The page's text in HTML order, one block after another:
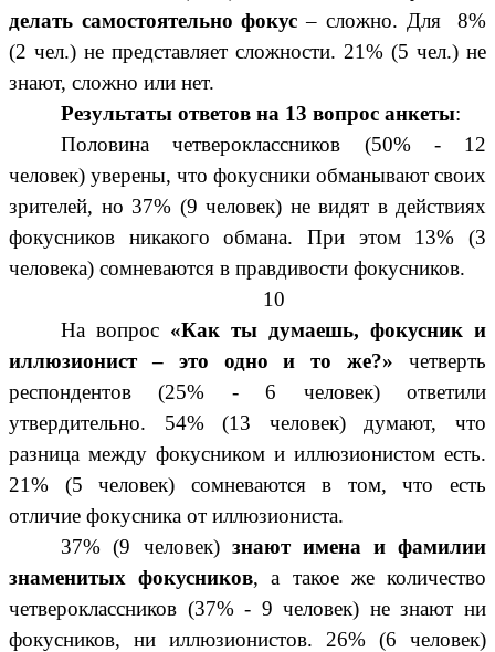
делать самостоятельно фокус– сложно. Для 8%
(2 чел.) не представляет сложности. 21% (5 чел.) не
знают, сложно или нет.
Результаты ответов на 13 вопрос анкеты:
Половина четвероклассников (50% - 12
человек) уверены, что фокусники обманывают своих
зрителей, но 37% (9 человек) не видят в действиях
фокусников никакого обмана. При этом 13% (3
человека) сомневаются в правдивости фокусников.
10
На вопрос «Как ты думаешь, фокусник и
иллюзионист – это одно и то же?» четверть
респондентов (25% - 6 человек) ответили
утвердительно. 54% (13 человек) думают, что
разница между фокусником и иллюзионистом есть.
21% (5 человек) сомневаются в том, что есть
отличие фокусника от иллюзиониста.
37% (9 человек) знают имена и фамилии
знаменитых фокусников, а такое же количество
четвероклассников (37% - 9 человек) не знают ни
фокусников, ни иллюзионистов. 26% (6 человек)